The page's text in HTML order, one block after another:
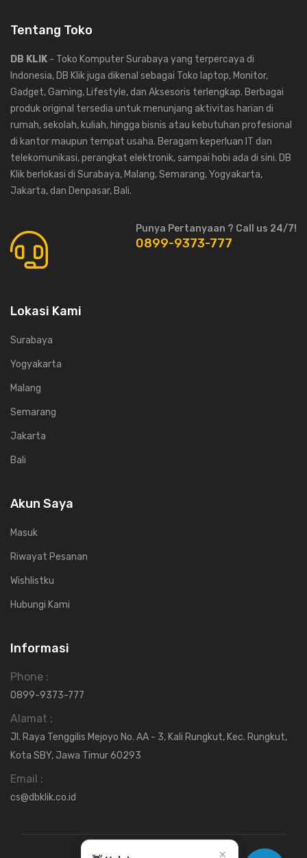
✕
Tentang Toko
DB KLIK - Toko Komputer Surabaya yang terpercaya di
Indonesia, DB Klik juga dikenal sebagai Toko laptop, Monitor,
Gadget, Gaming, Lifestyle, dan Aksesoris terlengkap. Berbagai
produk original tersedia untuk menunjang aktivitas harian di
rumah, sekolah, kuliah, hingga bisnis atau kebutuhan profesional
di kantor maupun tempat usaha. Beragam keperluan IT dan
telekomunikasi, perangkat elektronik, sampai hobi ada di sini. DB
Klik berlokasi di Surabaya, Malang, Semarang, Yogyakarta,
Jakarta, dan Denpasar, Bali.
Punya Pertanyaan ? Call us 24/7!
0899-9373-777
Lokasi Kami
Surabaya
Yogyakarta
Malang
Semarang
Jakarta
Bali
Akun Saya
Masuk
Riwayat Pesanan
Wishlistku
Hubungi Kami
Informasi
Phone :
0899-9373-777
Alamat :
Jl. Raya Tenggilis Mejoyo No. AA - 3, Kali Rungkut, Kec. Rungkut,
Kota SBY, Jawa Timur 60293
Email :
cs@dbklik.co.id